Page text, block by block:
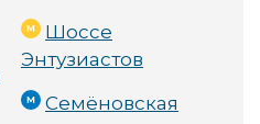
Шоссе
Энтузиастов
Семёновская